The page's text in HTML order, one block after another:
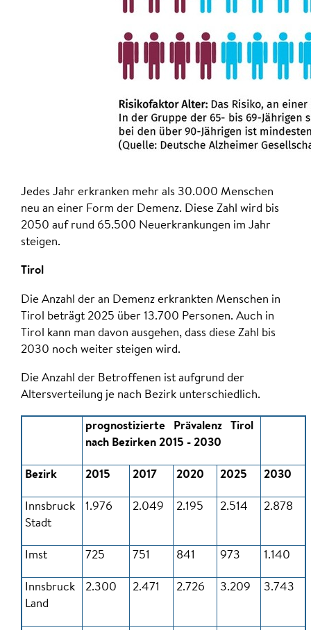
Jedes Jahr erkranken mehr als 30.000 Menschen
neu an einer Form der Demenz. Diese Zahl wird bis
2050 auf rund 65.500 Neuerkrankungen im Jahr
steigen.
Tirol
Die Anzahl der an Demenz erkrankten Menschen in
Tirol beträgt 2025 über 13.700 Personen. Auch in
Tirol kann man davon ausgehen, dass diese Zahl bis
2030 noch weiter steigen wird.
Die Anzahl der Betroffenen ist aufgrund der
Altersverteilung je nach Bezirk unterschiedlich.
prognostizierte Prävalenz Tirol
nach Bezirken 2015 - 2030
Bezirk 2015 2017 2020 2025 2030
Innsbruck
Stadt
1.976 2.049 2.195 2.514 2.878
Imst 725 751 841 973 1.140
Innsbruck
Land
2.300 2.471 2.726 3.209 3.743